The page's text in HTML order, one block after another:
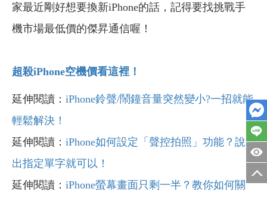
家最近剛好想要換新iPhone的話，記得要找挑戰手
機市場最低價的傑昇通信喔！
超殺iPhone空機價看這裡！
延伸閱讀： iPhone鈴聲/鬧鐘音量突然變小?一招就能
輕鬆解決！
延伸閱讀： iPhone如何設定「聲控拍照」功能？說
出指定單字就可以！
延伸閱讀： iPhone螢幕畫面只剩一半？教你如何關